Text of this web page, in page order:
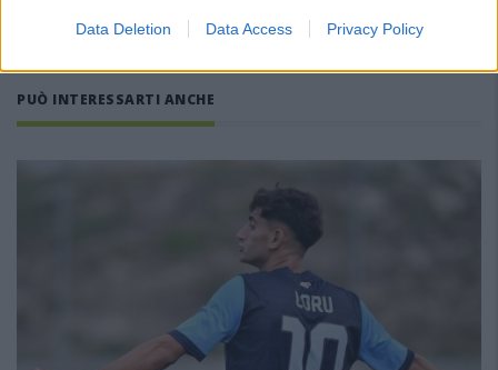
Data Deletion Data Access Privacy Policy
STAGIONE:
2024/2025
PUÒ INTERESSARTI ANCHE